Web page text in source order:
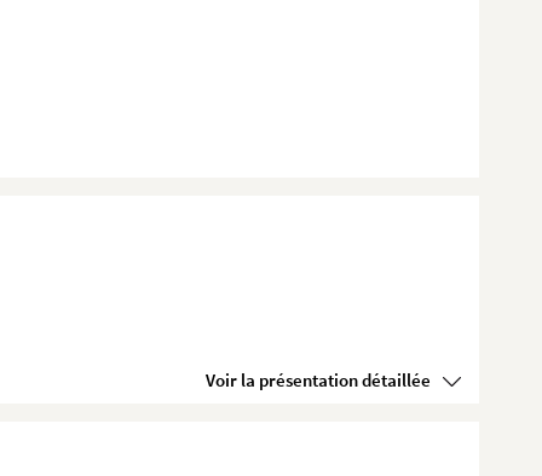
Voir la présentation détaillée